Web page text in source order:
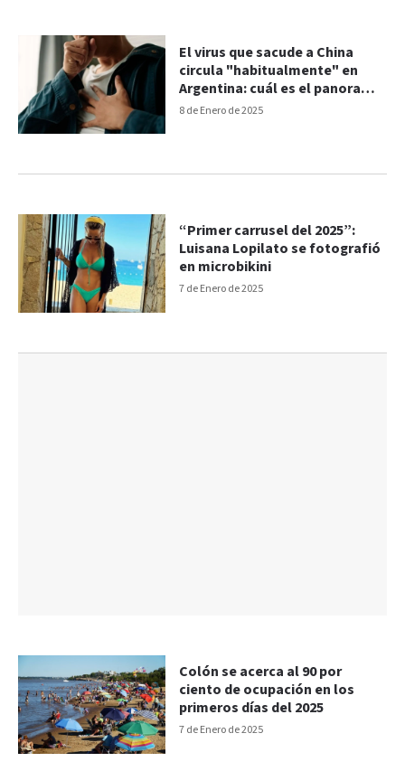
8 de Enero de 2025
El virus que sacude a China
circula "habitualmente" en
Argentina: cuál es el panorama
nacional
7 de Enero de 2025
“Primer carrusel del 2025”:
Luisana Lopilato se fotografió
en microbikini
7 de Enero de 2025
Colón se acerca al 90 por
ciento de ocupación en los
primeros días del 2025